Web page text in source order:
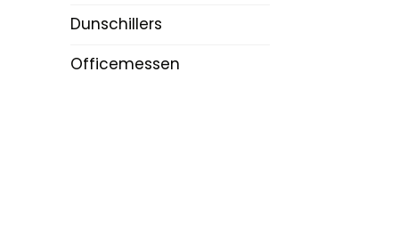
Dunschillers
Officemessen